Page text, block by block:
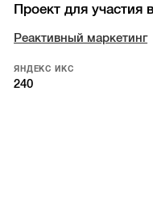
Проект для участия
Реактивный маркетинг
ЯНДЕКС ИКС
240